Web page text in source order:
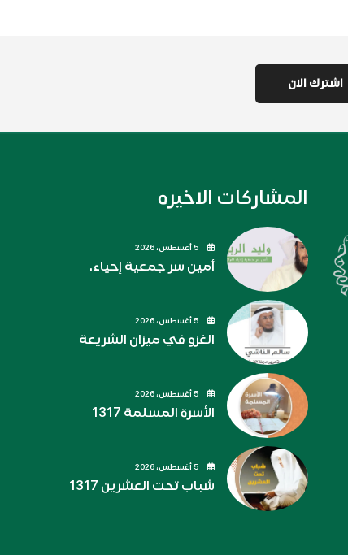
المشاركات الاخيره
أمين سر جمعية إحياء.
الغزو في ميزان الشريعة
الأسرة المسلمة 1317
شباب تحت العشرين 1317